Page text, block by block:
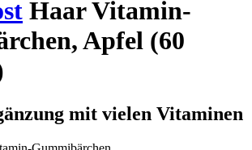
Haar Vitamin-
Apfel (60
mit vielen Vitaminen